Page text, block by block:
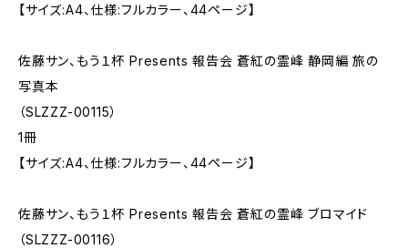
【サイズ:A4、仕様:フルカラー、44ページ】
佐藤サン、もう１杯 Presents 報告会 蒼紅の霊峰 静岡編 旅の
写真本
（SLZZZ-00115）
1冊
【サイズ:A4、仕様:フルカラー、44ページ】
佐藤サン、もう１杯 Presents 報告会 蒼紅の霊峰 ブロマイド
（SLZZZ-00116）